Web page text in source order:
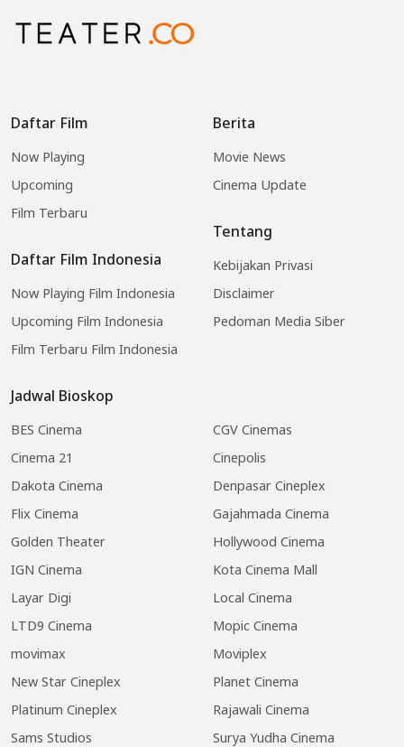
Daftar Film
Now Playing
Upcoming
Film Terbaru
Daftar Film Indonesia
Now Playing Film Indonesia
Upcoming Film Indonesia
Film Terbaru Film Indonesia
Jadwal Bioskop
BES Cinema
CGV Cinemas
Cinema 21
Cinepolis
Dakota Cinema
Denpasar Cineplex
Flix Cinema
Gajahmada Cinema
Golden Theater
Hollywood Cinema
IGN Cinema
Kota Cinema Mall
Layar Digi
Local Cinema
LTD9 Cinema
Mopic Cinema
movimax
Moviplex
New Star Cineplex
Planet Cinema
Platinum Cineplex
Rajawali Cinema
Sams Studios
Surya Yudha Cinema
Berita
Movie News
Cinema Update
Tentang
Kebijakan Privasi
Disclaimer
Pedoman Media Siber